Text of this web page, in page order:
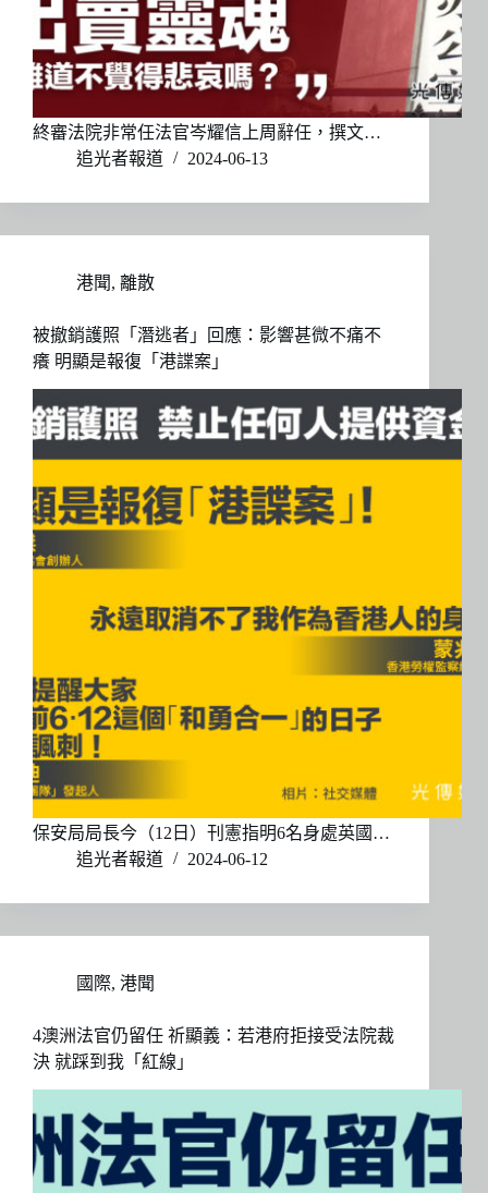
終審法院非常任法官岑耀信上周辭任，撰文…
追光者報道
2024-06-13
港聞, 離散
被撤銷護照「潛逃者」回應：影響甚微不痛不
癢 明顯是報復「港諜案」
保安局局長今（12日）刊憲指明6名身處英國…
追光者報道
2024-06-12
國際, 港聞
4澳洲法官仍留任 祈顯義：若港府拒接受法院裁
決 就踩到我「紅線」